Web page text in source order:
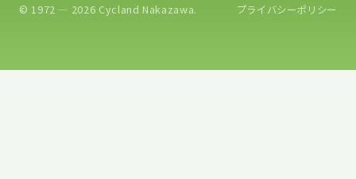
© 1972 — 2026 Cycland Nakazawa. プライバシーポリシー